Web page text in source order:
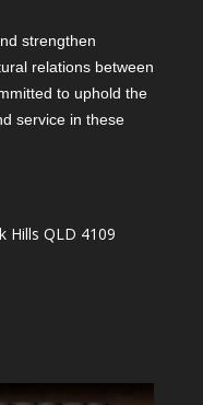
strengthen
relations between
to uphold the
service in these
Hills QLD 4109